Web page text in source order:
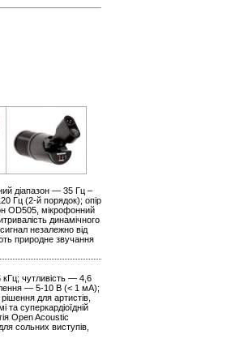
діапазон — 35 Гц –
Гц (2-й порядок); опір
OD505, мікрофонний
динамічного
незалежно від
природне звучання
чутливість — 4,6
— 5-10 В (< 1 мА);
для артистів,
та суперкардіоїдній
Open Acoustic
сольних виступів,